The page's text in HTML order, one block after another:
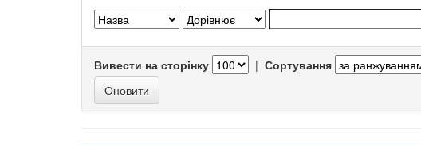
Вивести на сторінку | Сортування